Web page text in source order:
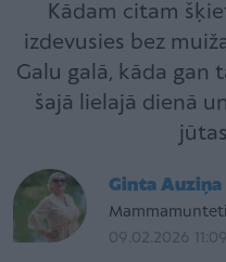
Kādam citam
izdevusies bez
Galu galā, kāda gan
šajā lielajā dienā
Ginta Auziņa
09.02.2026 11:09